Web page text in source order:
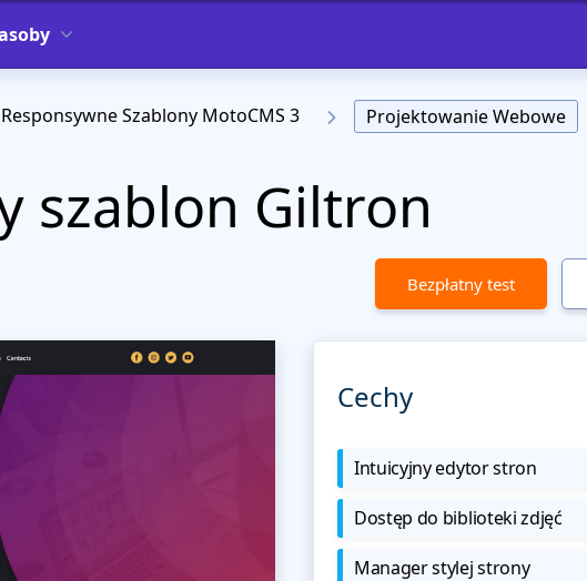
Responsywne Szablony MotoCMS 3 Projektowanie Webowe
szablon Giltron
Bezpłatny test
Cechy
Intuicyjny edytor stron
Dostęp do biblioteki zdjęć
Manager stylej strony